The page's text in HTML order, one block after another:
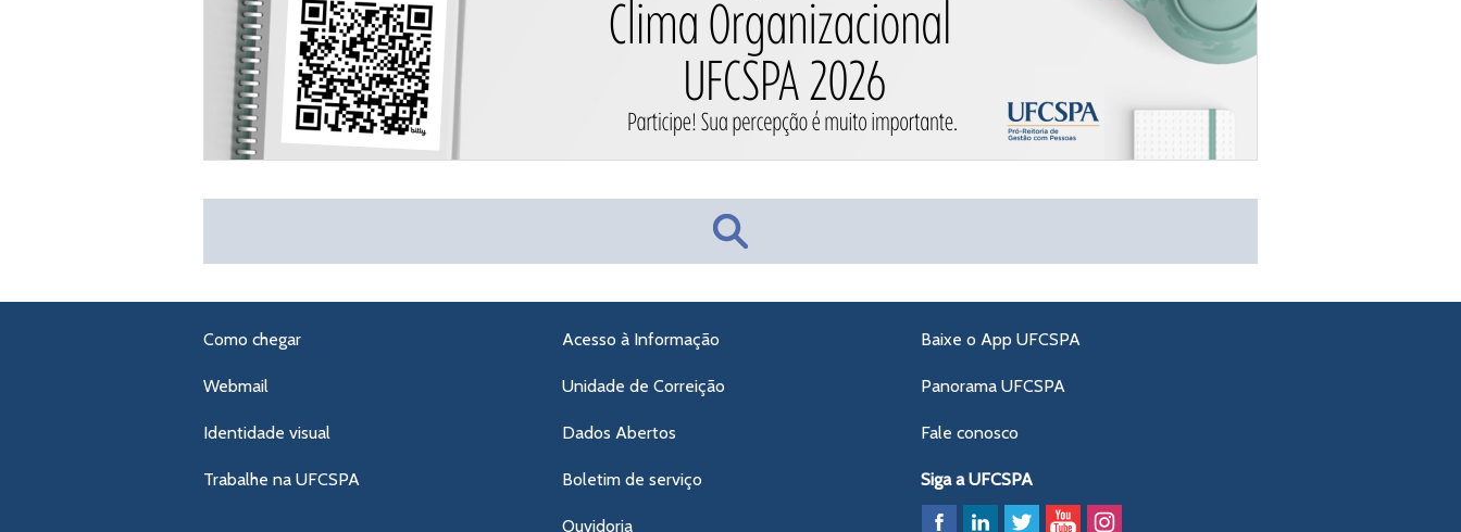
Como chegar
Webmail
Identidade visual
Trabalhe na UFCSPA
Acesso à Informação
Unidade de Correição
Dados Abertos
Boletim de serviço
Ouvidoria
Baixe o App UFCSPA
Panorama UFCSPA
Fale conosco
Siga a UFCSPA